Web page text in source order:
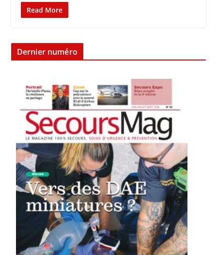
Read More
Dernier numéro